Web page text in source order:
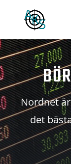
Nordnet
det